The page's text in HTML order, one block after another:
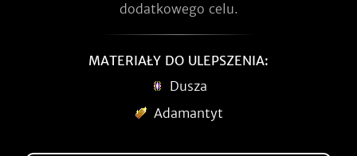
dodatkowego celu.
MATERIAŁY DO ULEPSZENIA:
Dusza
Adamantyt